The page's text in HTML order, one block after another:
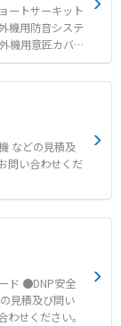
ートサーキット
機用防音システ
機用意匠カバー
及び問い合わ
ください。
などの見積及
ド ●DNP安全
見積及び問い
にお問い合わせください。